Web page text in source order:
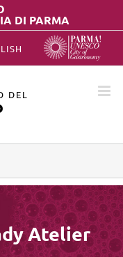
DI PARMA
DEL
Atelier